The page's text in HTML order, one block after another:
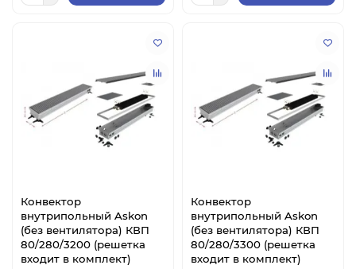
Конвектор
внутрипольный Askon
(без вентилятора) КВП
80/280/3200 (решетка
входит в комплект)
Конвектор
внутрипольный Askon
(без вентилятора) КВП
80/280/3300 (решетка
входит в комплект)